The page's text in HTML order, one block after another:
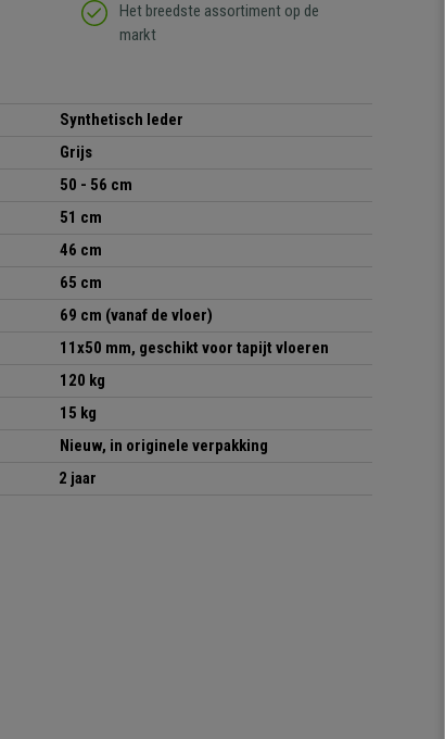
Het breedste assortiment op de
markt
Synthetisch leder
Grijs
50 - 56 cm
51 cm
46 cm
65 cm
69 cm (vanaf de vloer)
11x50 mm, geschikt voor tapijt vloeren
120 kg
15 kg
Nieuw, in originele verpakking
2 jaar